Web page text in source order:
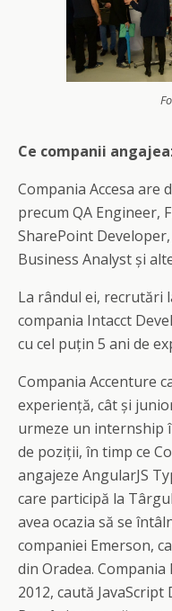
Ce companii
Compania Accesa are
precum QA Engineer,
SharePoint
Business Analyst și
La rândul ei, recrutări
compania Intacct
cu cel puțin 5 ani de
Compania Accenture
experiență, cât și
urmeze un internship
de poziții, în timp ce
angajeze AngularJS
care participă la
avea ocazia să se
companiei Emerson,
din Oradea.
2012, caută